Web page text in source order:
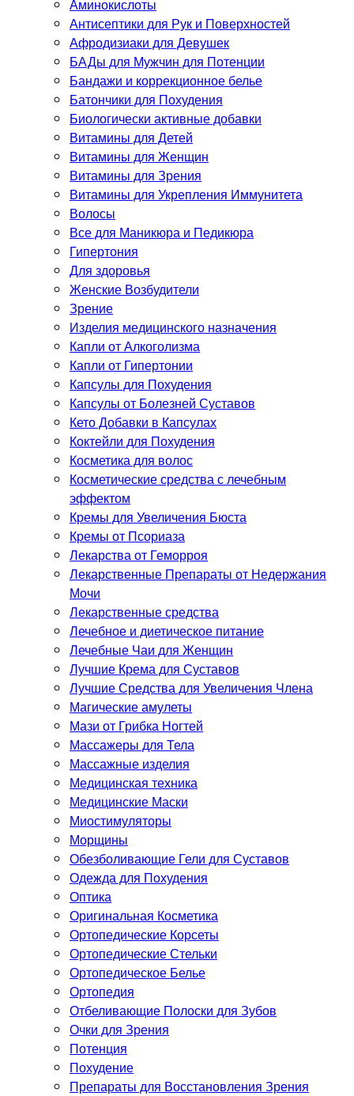
Аминокислоты
Антисептики для Рук и Поверхностей
Афродизиаки для Девушек
БАДы для Мужчин для Потенции
Бандажи и коррекционное белье
Батончики для Похудения
Биологически активные добавки
Витамины для Детей
Витамины для Женщин
Витамины для Зрения
Витамины для Укрепления Иммунитета
Волосы
Все для Маникюра и Педикюра
Гипертония
Для здоровья
Женские Возбудители
Зрение
Изделия медицинского назначения
Капли от Алкоголизма
Капли от Гипертонии
Капсулы для Похудения
Капсулы от Болезней Суставов
Кето Добавки в Капсулах
Коктейли для Похудения
Косметика для волос
Косметические средства с лечебным
эффектом
Кремы для Увеличения Бюста
Кремы от Псориаза
Лекарства от Геморроя
Лекарственные Препараты от Недержания
Мочи
Лекарственные средства
Лечебное и диетическое питание
Лечебные Чаи для Женщин
Лучшие Крема для Суставов
Лучшие Средства для Увеличения Члена
Магические амулеты
Мази от Грибка Ногтей
Массажеры для Тела
Массажные изделия
Медицинская техника
Медицинские Маски
Миостимуляторы
Морщины
Обезболивающие Гели для Суставов
Одежда для Похудения
Оптика
Оригинальная Косметика
Ортопедические Корсеты
Ортопедические Стельки
Ортопедическое Белье
Ортопедия
Отбеливающие Полоски для Зубов
Очки для Зрения
Потенция
Похудение
Препараты для Восстановления Зрения